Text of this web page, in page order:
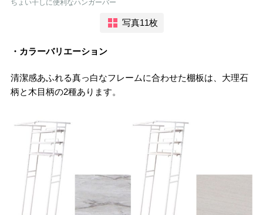
ちょい干しに便利なハンガーバー
写真11枚
・カラーバリエーション
清潔感あふれる真っ白なフレームに合わせた棚板は、大理石
柄と木目柄の2種あります。